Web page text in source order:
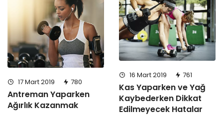
17 Mart 2019 780
Antreman Yaparken
Ağırlık Kazanmak
16 Mart 2019 761
Kas Yaparken ve Yağ
Kaybederken Dikkat
Edilmeyecek Hatalar